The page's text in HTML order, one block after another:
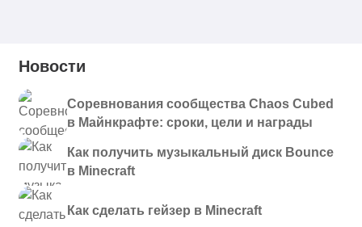
Новости
Соревнования сообщества Chaos Cubed
в Майнкрафте: сроки, цели и награды
Как получить музыкальный диск Bounce
в Minecraft
Как сделать гейзер в Minecraft